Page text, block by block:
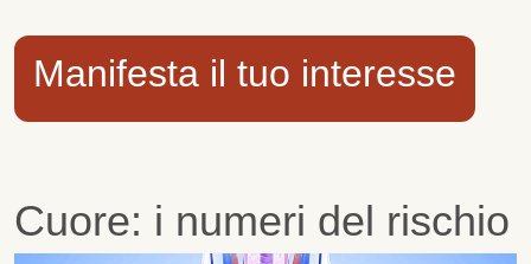
Manifesta il tuo interesse
Cuore: i numeri del rischio